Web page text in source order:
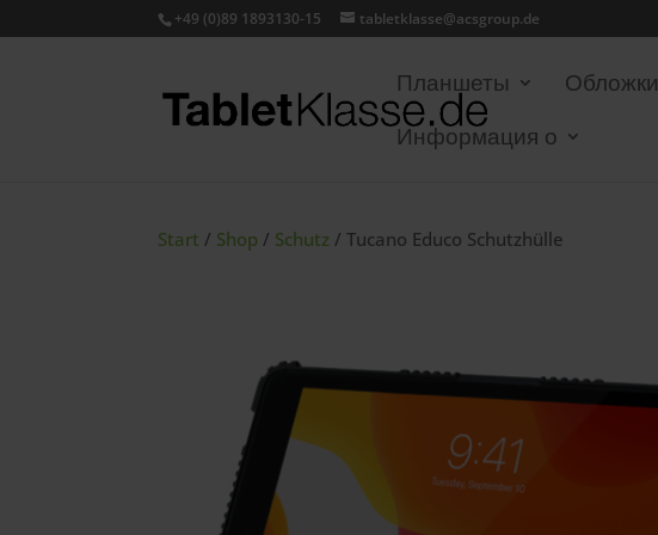
+49 (0)89 1893130-15 tabletklasse@acsgroup.de
Планшеты Обложки
Информация о
Start / Shop / Schutz / Tucano Educo Schutzhülle